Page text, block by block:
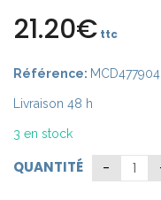
21.20€ ttc
Référence: MCD477904
Livraison 48 h
3 en stock
QUANTITÉ